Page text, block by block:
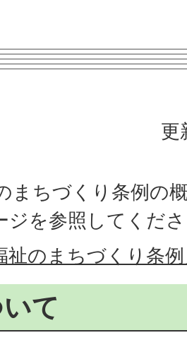
更
まちづくり条例の
ジを参照してくだ
祉のまちづくり条
て